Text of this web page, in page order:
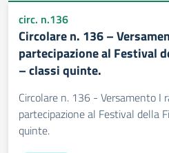
circ. n.136
Circolare n. 136 –
partecipazione al Festival
– classi quinte.
Circolare n. 136 - Versamento I
partecipazione al Festival della
quinte.